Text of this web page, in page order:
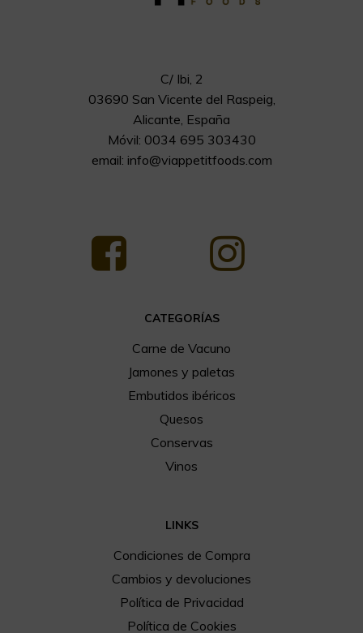
C/ Ibi, 2
03690 San Vicente del Raspeig,
Alicante, España
Móvil: 0034 695 303430
email: info@viappetitfoods.com
CATEGORÍAS
Carne de Vacuno
Jamones y paletas
Embutidos ibéricos
Quesos
Conservas
Vinos
LINKS
Condiciones de Compra
Cambios y devoluciones
Política de Privacidad
Política de Cookies